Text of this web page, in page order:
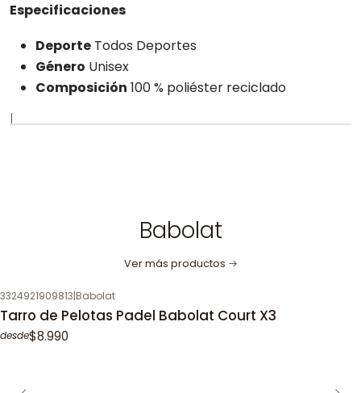
Especificaciones
Deporte Todos Deportes
Género Unisex
Composición 100 % poliéster reciclado
|
Babolat
Ver más productos
3324921909813|Babolat
Tarro de Pelotas Padel Babolat Court X3
desde$8.990